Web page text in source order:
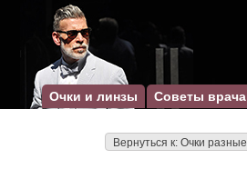
Советы врача
Очки и линзы
Вернуться к: Очки разные